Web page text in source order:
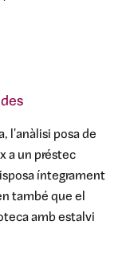
l'anàlisi posa de
a un préstec
íntegrament
també que el
amb estalvi